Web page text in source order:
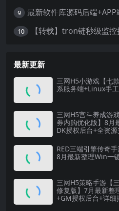
9 最新软件库源码后端+APP
10
最新更新
三网H5小游戏【七
系服务端+Linux手
三网H5宫斗养成游
券内购优化版】8月
DK授权后台+全资
RED三端引擎传奇
8月最新整理Win一
三网H5策略手游【
修复版】7月最新整
+GM授权后台+详细